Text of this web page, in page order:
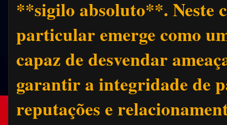
**sigilo absoluto**. Neste
particular emerge como
capaz de desvendar
garantir a integridade de
reputações e